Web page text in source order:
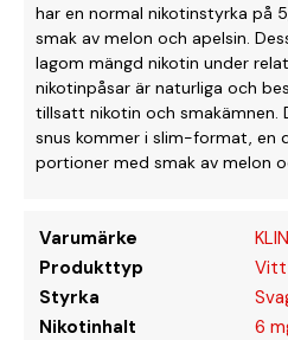
har en normal nikotinstyrka på
smak av melon och apelsin.
lagom mängd nikotin under
nikotinpåsar är naturliga och
tillsatt nikotin och smakämnen.
snus kommer i slim-format, en
portioner med smak av melon
Varumärke
Produkttyp
Vitt
Styrka
Nikotinhalt
6